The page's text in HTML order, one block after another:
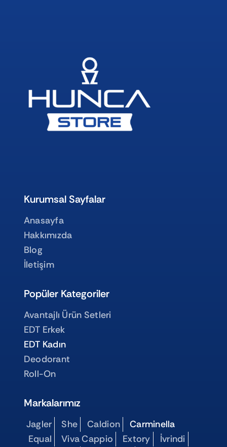
Kurumsal Sayfalar
Anasayfa
Hakkımızda
Blog
İletişim
Popüler Kategoriler
Avantajlı Ürün Setleri
EDT Erkek
EDT Kadın
Deodorant
Roll-On
Markalarımız
Jagler She Caldion
Carminella
Equal
Viva Cappio Extory
İvrindi